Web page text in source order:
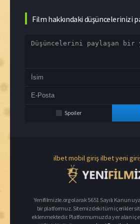
Film hakkındaki düşüncelerinizi
Spoiler
ilbet mobil girişilbet yeni
Yenifilmizle.org olarak 5651 Sayılı Kanun
bir platformuz. Sitemizdeki tüm içerikler
eklenmektedir. Platformumuzda yer alan